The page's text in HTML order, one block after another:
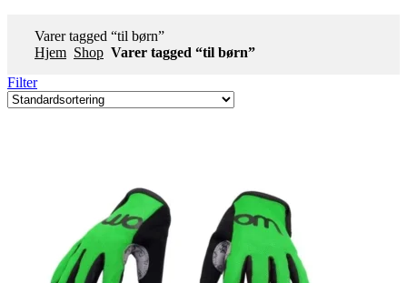
Varer tagged “til børn”
Hjem Shop Varer tagged “til børn”
Filter